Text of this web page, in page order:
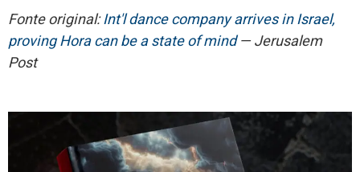
Fonte original:Int'l dance company arrives in Israel,
proving Hora can be a state of mind— Jerusalem
Post